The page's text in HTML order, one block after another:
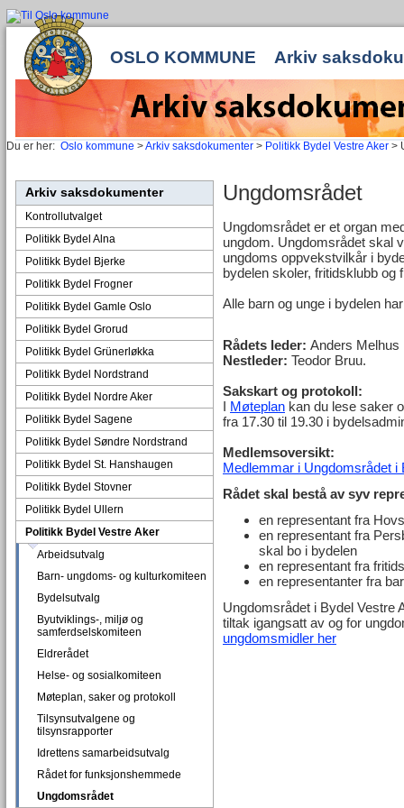
OSLO KOMMUNE Arkiv
Du er her: Oslo kommune >Arkiv saksdokumenter > Politikk Bydel Vestre Aker >
Arkiv saksdokumenter
Kontrollutvalget
Politikk Bydel Alna
Politikk Bydel Bjerke
Politikk Bydel Frogner
Politikk Bydel Gamle Oslo
Politikk Bydel Grorud
Politikk Bydel Grünerløkka
Politikk Bydel Nordstrand
Politikk Bydel Nordre Aker
Politikk Bydel Sagene
Politikk Bydel Søndre Nordstrand
Politikk Bydel St. Hanshaugen
Politikk Bydel Stovner
Politikk Bydel Ullern
Politikk Bydel Vestre Aker
Arbeidsutvalg
Barn- ungdoms- og kulturkomiteen
Bydelsutvalg
Byutviklings-, miljø og
samferdselskomiteen
Eldrerådet
Helse- og sosialkomiteen
Møteplan, saker og protokoll
Tilsynsutvalgene og
tilsynsrapporter
Idrettens samarbeidsutvalg
Rådet for funksjonshemmede
Ungdomsrådet
Ungdomsrådet
Ungdomsrådet er et organ
ungdom. Ungdomsrådet skal
ungdoms oppvekstvilkår i
bydelen skoler, fritidsklubb og
Alle barn og unge i bydelen
Rådets leder: Anders Melhus
Nestleder: Teodor Bruu.
Sakskart og protokoll:
I Møteplan kan du lese saker
fra 17.30 til 19.30 i
Medlemsoversikt:
Medlemmar i Ungdomsrådet i
Rådet skal bestå av syv
en representant fra
en representant fra
skal bo i bydelen
en representant fra
en representanter fra
Ungdomsrådet i Bydel Vestre
tiltak igangsatt av og for
ungdomsmidler her